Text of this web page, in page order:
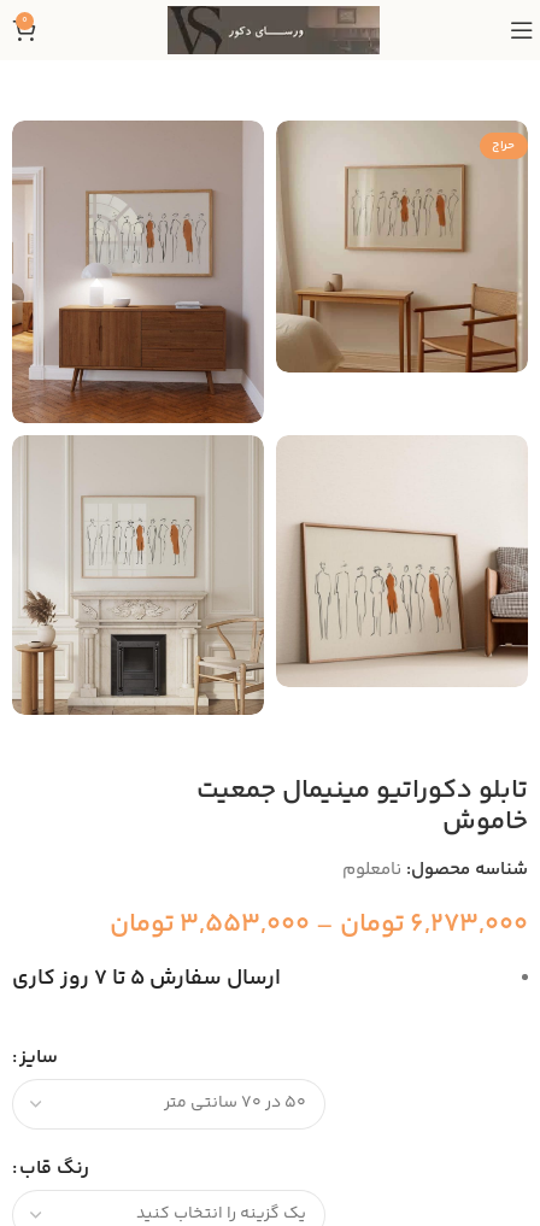
0
حراج
تابلو دکوراتیو مینیمال جمعیت
خاموش
شناسه محصول: نامعلوم
6,273,000تومان –
3,553,000تومان
ارسال سفارش 5 تا 7 روز کاری
سایز
رنگ قاب